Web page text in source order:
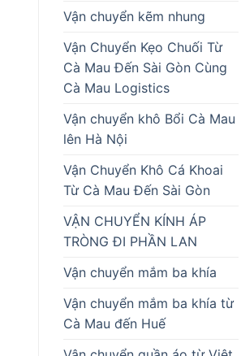
Vận chuyển kẽm nhung
Vận Chuyển Kẹo Chuối Từ
Cà Mau Đến Sài Gòn Cùng
Cà Mau Logistics
Vận chuyển khô Bổi Cà Mau
lên Hà Nội
Vận Chuyển Khô Cá Khoai
Từ Cà Mau Đến Sài Gòn
VẬN CHUYỂN KÍNH ÁP
TRÒNG ĐI PHẦN LAN
Vận chuyển mắm ba khía
Vận chuyển mắm ba khía từ
Cà Mau đến Huế